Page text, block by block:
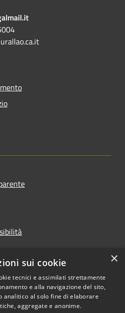
Copyright © 2026 • Comune di
Nurallao • Powered by
Municipium•Accesso
×
sui cookie
tecnici e assimilati strettamente
e alla navigazione del sito,
analitico al solo fine di elaborare
aggregate e anonime.